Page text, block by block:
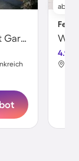
Familienorientiertes Ferienhaus mit Garten, Terrasse und Grill | Stadtblick | Haustierfreundlich
ab
4.9